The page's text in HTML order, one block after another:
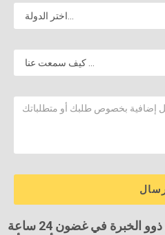
سيتصل بك موظفونا الفنيون ذوو الخبرة في غضون 24 ساعة